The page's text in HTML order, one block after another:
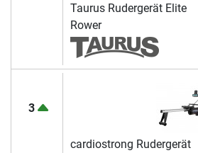
Taurus Rudergerät Elite
Rower
3
cardiostrong Rudergerät